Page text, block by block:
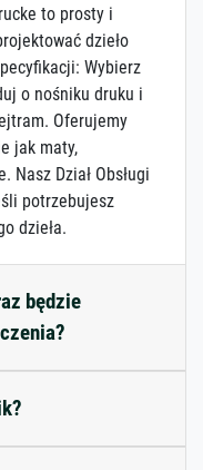
to prosty i
dzieło
Wybierz
o nośniku druku i
Oferujemy
jak maty,
Dział Obsługi
potrzebujesz
dzieła.
będzie